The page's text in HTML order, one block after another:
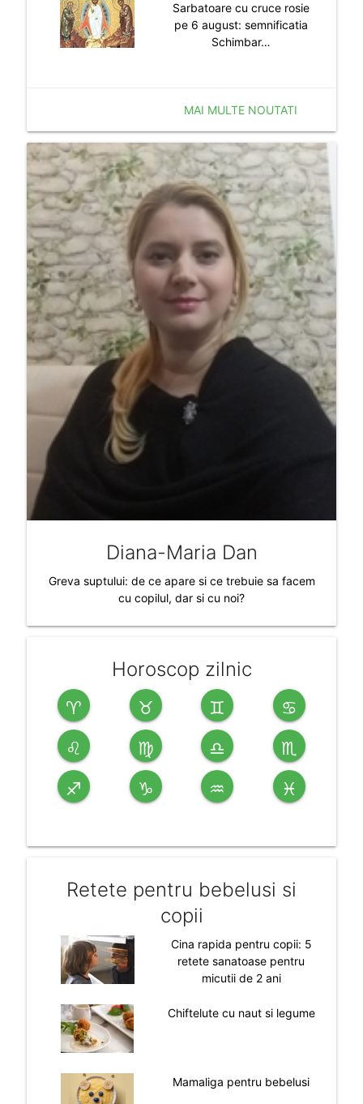
Sarbatoare cu cruce rosie
pe 6 august: semnificatia
Schimbar…
MAI MULTE NOUTATI
Diana-Maria Dan
Greva suptului: de ce apare si ce trebuie sa facem
cu copilul, dar si cu noi?
Horoscop zilnic
♈ ♉ ♊ ♋
♌ ♍ ♎ ♏
♐ ♑ ♒ ♓
Retete pentru bebelusi si
copii
Cina rapida pentru copii: 5
retete sanatoase pentru
micutii de 2 ani
Chiftelute cu naut si legume
Mamaliga pentru bebelusi